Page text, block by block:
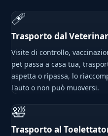
🩹
Trasporto dal
Visite di controllo,
pet passa a casa tua,
aspetta o ripassa, lo
l'auto o non può muoversi.
🛀
Trasporto al